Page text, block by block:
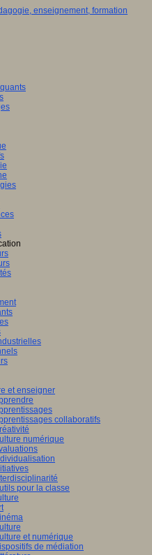
et enseigner
collaboratifs
numérique
pour la classe
et numérique
de médiation